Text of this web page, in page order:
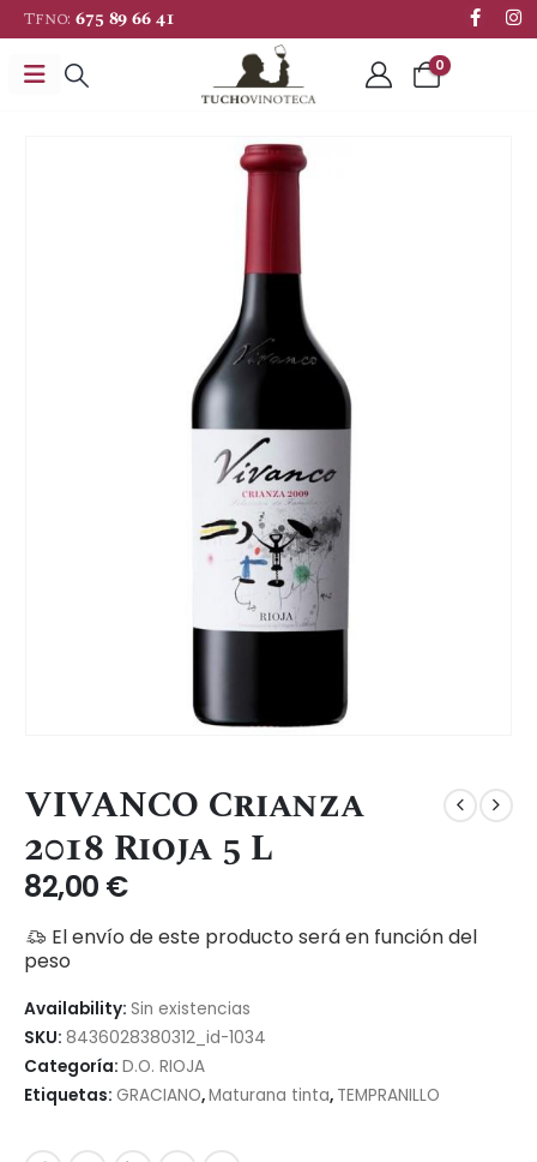
Tfno:675 89 66 41
0
VIVANCO Crianza
2018 Rioja 5 L
82,00 €
El envío de este producto será en función del
peso
Availability: Sin existencias
SKU: 8436028380312_id-1034
Categoría: D.O. RIOJA
Etiquetas: GRACIANO,Maturana tinta, TEMPRANILLO